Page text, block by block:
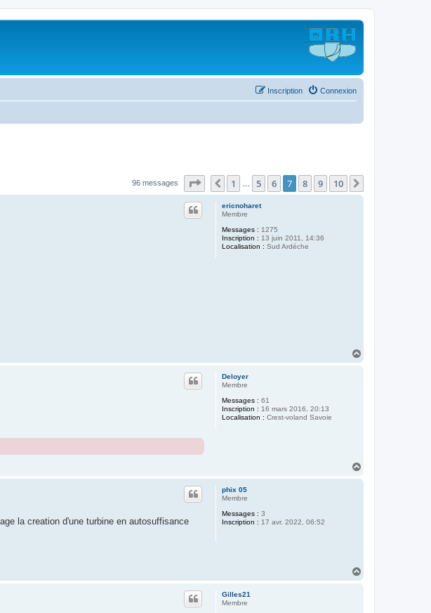
Connexion
Inscription
96 messages Page sur10
Précédent
1 5 6 7 8 9 10
ericnoharet
Membre
Messages : 1275
Inscription : 13 juin 2011, 14:36
Localisation : Sud Ardéche
Deloyer
Membre
Messages : 61
Inscription : 16 mars 2016, 20:13
Localisation : Crest-voland Savoie
phix 05
Membre
Messages : 3
Inscription : 17 avr. 2022, 06:52
la creation d'une turbine en autosuffisance
Gilles21
Membre